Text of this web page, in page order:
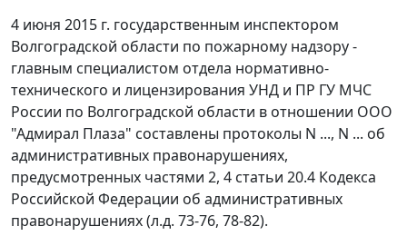
4 июня 2015 г. государственным инспектором
Волгоградской области по пожарному надзору -
главным специалистом отдела нормативно-
технического и лицензирования УНД и ПР ГУ МЧС
России по Волгоградской области в отношении ООО
"Адмирал Плаза" составлены протоколы N ..., N ... об
административных правонарушениях,
предусмотренных частями 2, 4 статьи 20.4 Кодекса
Российской Федерации об административных
правонарушениях (л.д. 73-76, 78-82).